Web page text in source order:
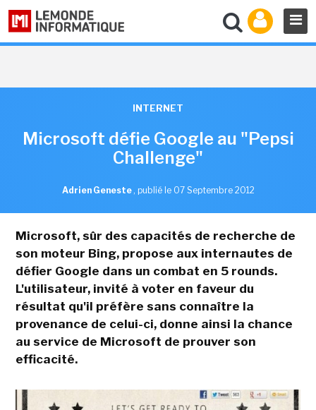
INTERNET
Microsoft défie Google au "Pepsi
Challenge"
Adrien Geneste , publié le 07 Septembre 2012
Microsoft, sûr des capacités de recherche de
son moteur Bing, propose aux internautes de
défier Google dans un combat en 5 rounds.
L'utilisateur, invité à voter en faveur du
résultat qu'il préfère sans connaître la
provenance de celui-ci, donne ainsi la chance
au service de Microsoft de prouver son
efficacité.